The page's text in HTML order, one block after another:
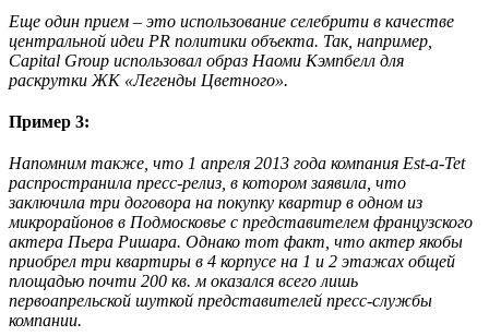
Еще один прием – это использование селебрити в качестве
центральной идеи PR политики объекта. Так, например,
Capital Group использовал образ Наоми Кэмпбелл для
раскрутки ЖК «Легенды Цветного».
Пример 3:
Напомним также, что 1 апреля 2013 года компания Est-a-Tet
распространила пресс-релиз, в котором заявила, что
заключила три договора на покупку квартир в одном из
микрорайонов в Подмосковье с представителем французского
актера Пьера Ришара. Однако тот факт, что актер якобы
приобрел три квартиры в 4 корпусе на 1 и 2 этажах общей
площадью почти 200 кв. м оказался всего лишь
первоапрельской шуткой представителей пресс-службы
компании.